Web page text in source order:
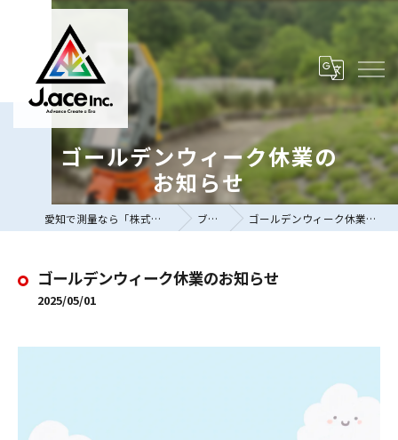
ゴールデンウィーク休業の
お知らせ
愛知で測量なら「株式会社J.ace」 ブログ ゴールデンウィーク休業のお知らせ
ゴールデンウィーク休業のお知らせ
2025/05/01